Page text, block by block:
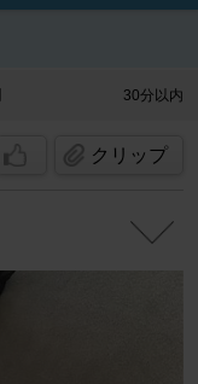
30分以内
クリップ